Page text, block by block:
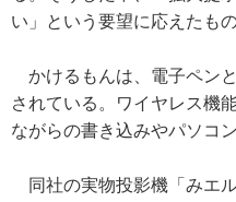
い」という要望に応えたもの
かけるもんは、電子ペン
されている。ワイヤレス機
ながらの書き込みやパソコ
同社の実物投影機「みエ